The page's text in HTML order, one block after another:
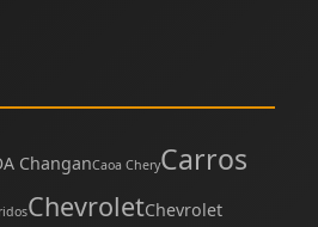
ChanganCaoa CheryCarros
ChevroletChevrolet